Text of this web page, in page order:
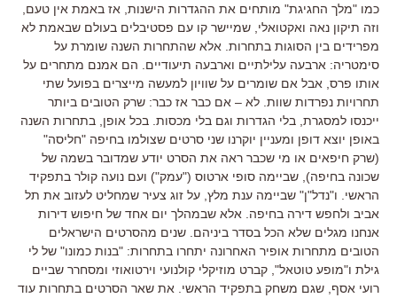
כמו "מלך החגיגת" מותחים את ההגדרות הישנות אז באמת אין טעם
וזה תיקון נאה ואקטואלי שמיישר קו עם פסטיבלים בעולם שבאמת לא
מפרידים בין הסוגות בתחרות אלא שהתחרות השנה שומרת על
סימטריה: ארבעה עלילתיים וארבעה תיעודיים
הם אמנם מתחרים על
אותו פרס אבל אם שומרים על שוויון למעשה מייצרים בפועל שתי
תחרויות נפרדות שוות לא – אם כבר אז כבר: שרק הטובים ביותר
ייכנסו למסגרת בלי הגדרות וגם בלי מכסות בכל אופן בתחרות השנה
באופן יוצא דופן ומעניין יוקרנו שני סרטים שצולמו בחיפה "חליסה"
(שרק חיפאים או מי שכבר ראה את הסרט יודע שמדובר בשמה של
שכונה בחיפה), שביימה סופי ארטוס ("עמק") ועם נועה קולר בתפקיד
הראשי
ו"נדל"ן" שביימה ענת מלץ על זוג צעיר שמחליט לעזוב את תל
אביב ולחפש דירה בחיפה
אלא שבמהלך יום אחד של חיפוש דירות
אנחנו מגלים שלא הכל בסדר ביניהם שנים מהסרטים הישראלים
הטובים מתחרות אופיר האחרונה יתחרו בתחרות: "בנות כמונו" של לי
גילת ו"מופע טוטאל", קברט מוזיקלי קולנועי וירטואוזי ומסחרר שביים
רועי אסף שגם משחק בתפקיד הראשי
את שאר הסרטים בתחרות עוד